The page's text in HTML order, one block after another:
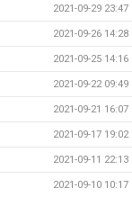
2021-09-29 23:47
2021-09-26 14:28
2021-09-25 14:16
2021-09-22 09:49
2021-09-21 16:07
2021-09-17 19:02
2021-09-11 22:13
2021-09-10 10:17